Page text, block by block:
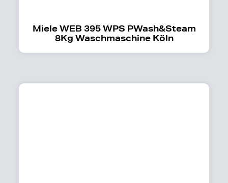
Miele WEB 395 WPS PWash&Steam
8Kg Waschmaschine Köln